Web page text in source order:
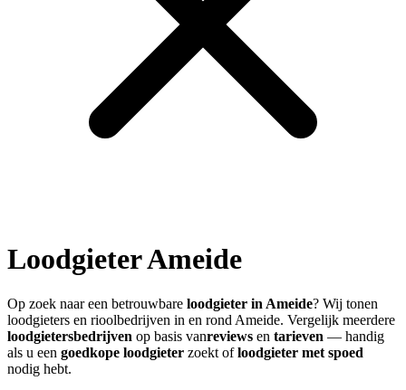
LoodgieterAmeide
Op zoek naar een betrouwbare loodgieter in Ameide? Wij tonen
loodgieters en rioolbedrijven in en rond Ameide. Vergelijk meerdere
loodgietersbedrijven op basis vanreviews en tarieven — handig
als u een goedkope loodgieter zoekt ofloodgieter met spoed
nodig hebt.